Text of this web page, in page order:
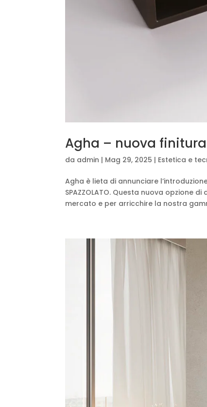
Agha – nuova
da admin | Mag 29, 2025 | Estetica e
Agha è lieta di annunciare l’introduzione
SPAZZOLATO. Questa nuova opzione
mercato e per arricchire la nostra